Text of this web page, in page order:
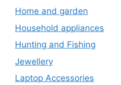
Home and garden
Household appliances
Hunting and Fishing
Jewellery
Laptop Accessories